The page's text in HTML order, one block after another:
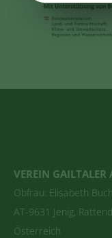
VEREIN GAILTALER
Obfrau: Elisabeth
AT-9631 Jenig,
Österreich